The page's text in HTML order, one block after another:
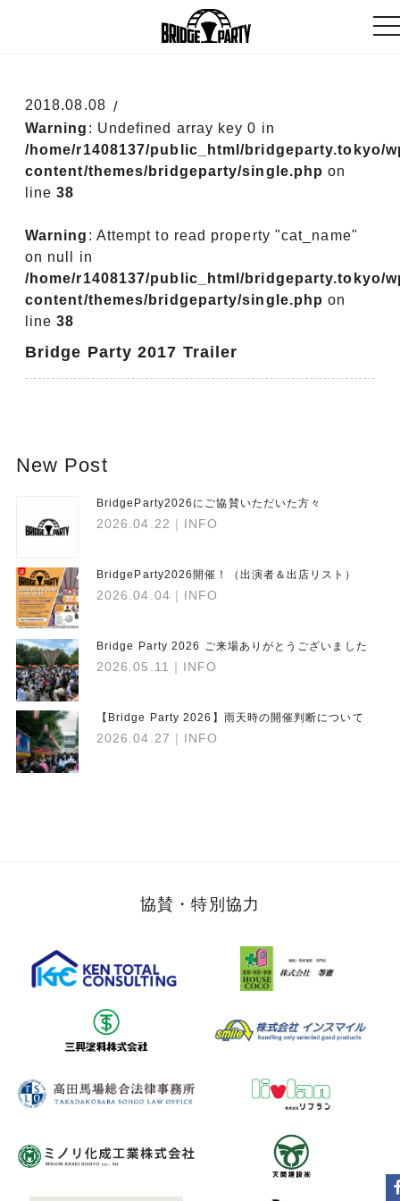
2018.08.08
Warning : Undefined array key 0 in
/home/r1408137/public_html/bridgeparty.tokyo/
content/themes/bridgeparty/single.php on
line38
Warning : Attempt to read property "cat_name"
on null in
/home/r1408137/public_html/bridgeparty.tokyo/
content/themes/bridgeparty/single.php on
line38
Bridge Party 2017 Trailer
New Post
BridgeParty2026にご協賛いただいた方々
2026.04.22 ｜INFO
BridgeParty2026開催！（出演者＆出店リスト）
2026.04.04 ｜INFO
Bridge Party 2026 ご来場ありがとうございました
2026.05.11 ｜INFO
【Bridge Party 2026】雨天時の開催判断について
2026.04.27 ｜INFO
協賛・特別協力